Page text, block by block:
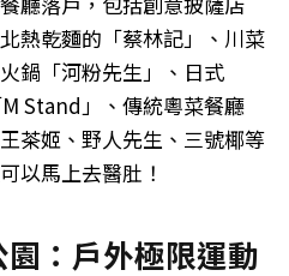
熱乾麵的「蔡林記」、川菜
鍋「河粉先生」、日式
Stand」、傳統粵菜餐廳
茶姬、野人先生、三號椰等
以馬上去醫肚！
園：戶外極限運動